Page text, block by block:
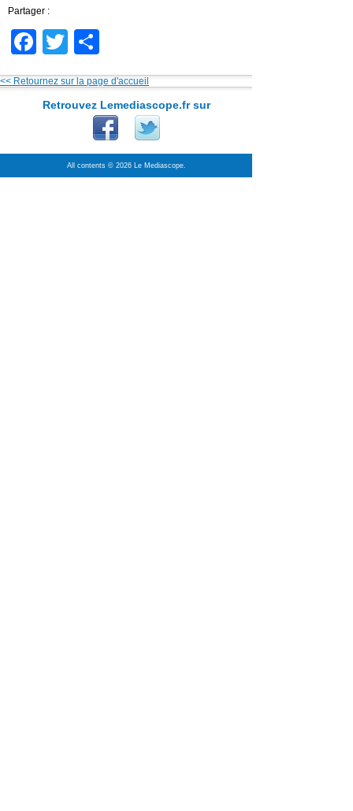
Partager :
Facebook
Twitter
<< Retournez sur la page d'accueil
Retrouvez Lemediascope.fr sur
All contents © 2026 Le Mediascope.